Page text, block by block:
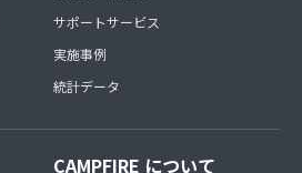
サポートサービス
実施事例
統計データ
CAMPFIRE について